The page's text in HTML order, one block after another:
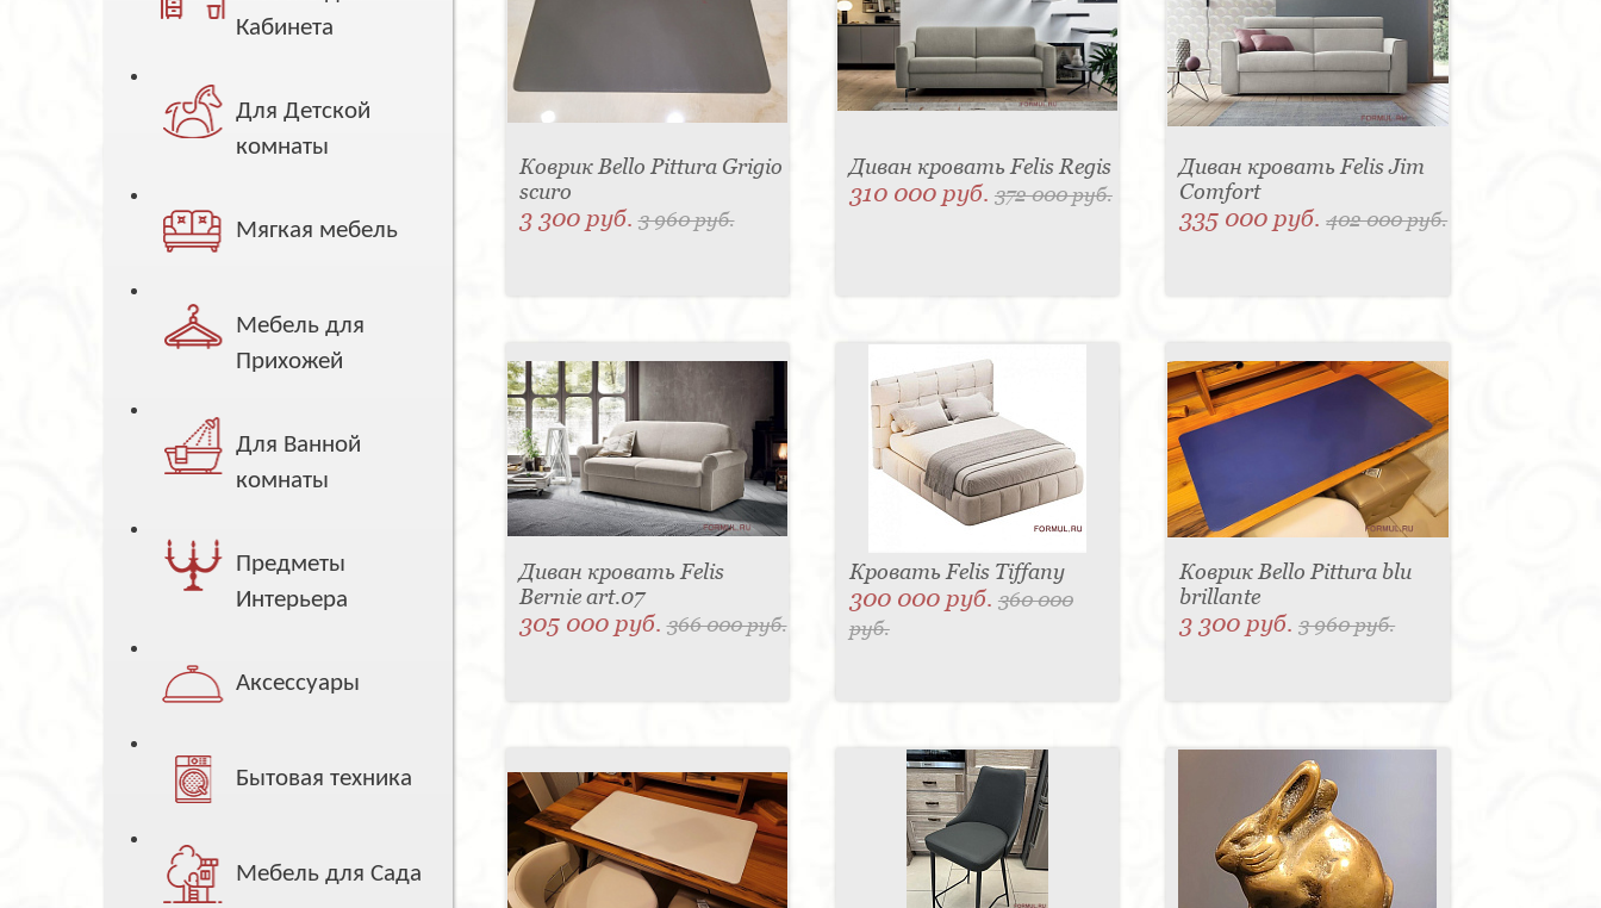
Кабинета
Для Детской
комнаты
Мягкая мебель
Мебель для
Прихожей
Для Ванной
комнаты
Предметы
Интерьера
Аксессуары
Бытовая техника
Мебель для Сада
Коврик Bello Pittura Grigio
scuro
3 300 руб.3 960 руб.
Диван кровать Felis Regis
310 000 руб. 372 000 руб.
Диван кровать Felis Jim
Comfort
335 000 руб.402 000 руб.
Диван кровать Felis
Bernie art.07
305 000 руб.366 000 руб.
Кровать Felis Tiffany
300 000 руб. 360 000
руб.
Коврик Bello Pittura blu
brillante
3 300 руб.3 960 руб.